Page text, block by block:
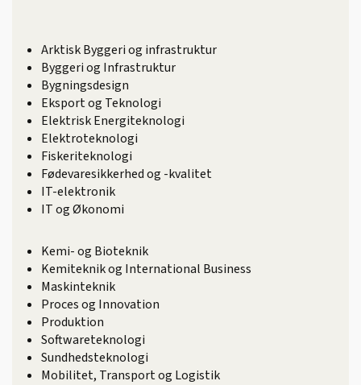
Arktisk Byggeri og infrastruktur
Byggeri og Infrastruktur
Bygningsdesign
Eksport og Teknologi
Elektrisk Energiteknologi
Elektroteknologi
Fiskeriteknologi
Fødevaresikkerhed og -kvalitet
IT-elektronik
IT og Økonomi
Kemi- og Bioteknik
Kemiteknik og International Business
Maskinteknik
Proces og Innovation
Produktion
Softwareteknologi
Sundhedsteknologi
Mobilitet, Transport og Logistik